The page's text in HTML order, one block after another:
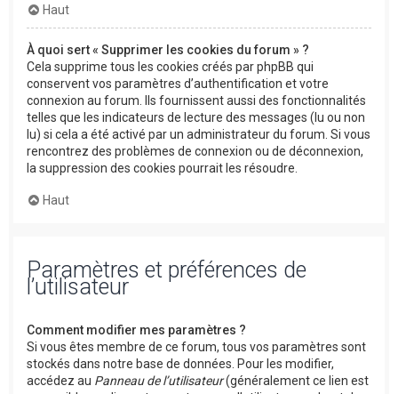
Haut
À quoi sert « Supprimer les cookies du forum » ?
Cela supprime tous les cookies créés par phpBB qui
conservent vos paramètres d’authentification et votre
connexion au forum. Ils fournissent aussi des fonctionnalités
telles que les indicateurs de lecture des messages (lu ou non
lu) si cela a été activé par un administrateur du forum. Si vous
rencontrez des problèmes de connexion ou de déconnexion,
la suppression des cookies pourrait les résoudre.
Haut
Paramètres et préférences de
l’utilisateur
Comment modifier mes paramètres ?
Si vous êtes membre de ce forum, tous vos paramètres sont
stockés dans notre base de données. Pour les modifier,
accédez au Panneau de l’utilisateur(généralement ce lien est